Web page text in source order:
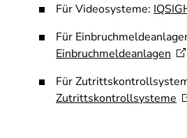
Für Videosysteme:
Für
Einbruchmeldeanlagen
Für
Zutrittskontrollsysteme